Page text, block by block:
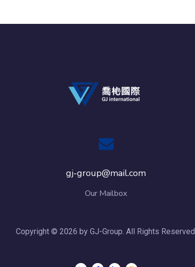
gj-group@mail.com
Our Mailbox
Copyright © 2026 by GJ-Group. All Rights Reserved.